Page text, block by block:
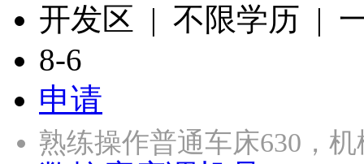
开发区 | 不限学历 |
8-6
申请
熟练操作普通车床630，